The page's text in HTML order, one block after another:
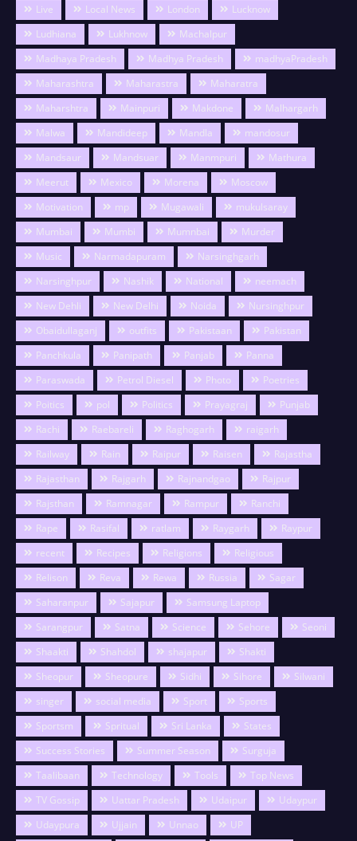
Live
Local News London
Lucknow
Ludhiana
Lukhnow
Machalpur
Madhaya Pradesh
Madhya Pradesh
madhyaPradesh
Maharashtra
Maharastra
Maharatra
Maharshtra
Mainpuri Makdone
Malhargarh
Malwa
Mandideep Mandla
mandosur
Mandsaur
Mandsuar Manmpuri
Mathura
Meerut
Mexico Morena
Moscow
Motivation
mp Mugawali
mukulsaray
Mumbai
Mumbi Mumnbai
Murder
Music
Narmadapuram
Narsinghgarh
Narsinghpur
Nashik National
neemach
New Dehli
New Delhi Noida
Nursinghpur
Obaidullaganj
outfits Pakistaan
Pakistan
Panchkula
Panipath Panjab
Panna
Paraswada
Petrol Diesel Photo
Poetries
Poitics
pol Politics Prayagraj
Punjab
Rachi
Raebareli Raghogarh
raigarh
Railway
Rain Raipur Raisen
Rajastha
Rajasthan
Rajgarh Rajnandgao
Rajpur
Rajsthan
Ramnagar Rampur
Ranchi
Rape
Rasifal ratlam Raygarh
Raypur
recent
Recipes Religions
Religious
Relison
Reva Rewa Russia
Sagar
Saharanpur
Sajapur
Samsung Laptop
Sarangpur
Satna Science Sehore
Seoni
Shaakti
Shahdol shajapur
Shakti
Sheopur
Sheopure Sidhi Sihore
Silwani
singer
social media Sport
Sports
Sportsm
Spritual Sri Lanka
States
Success Stories
Summer Season
Surguja
Taalibaan
Technology Tools
Top News
TV Gossip
Uattar Pradesh Udaipur
Udaypur
Udaypura
Ujjain Unnao
UP